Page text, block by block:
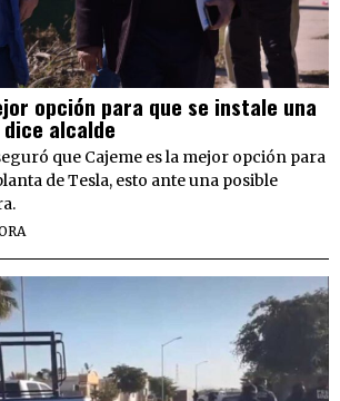
opción para que se instale una
alcalde
que Cajeme es la mejor opción para
de Tesla, esto ante una posible